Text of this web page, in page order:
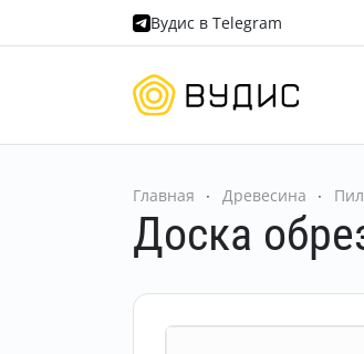
Вудис в Telegram
Главная Древесина
Доска